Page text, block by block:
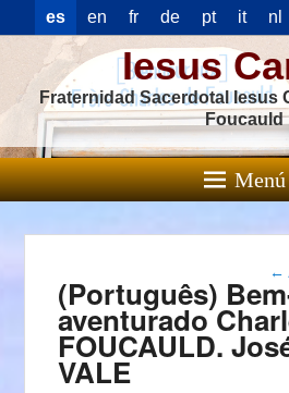
es en fr de pt it nl
Iesus
Fraternidad Sacerdotal Iesus
Foucauld
Menú
←
(Português)
aventurado
FOUCAULD.
VALE